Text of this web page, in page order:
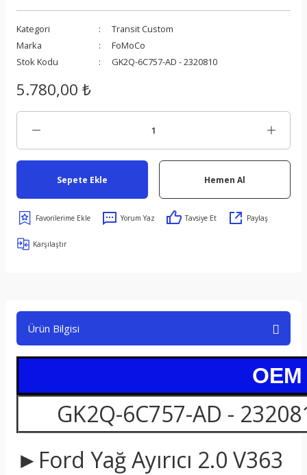
Kategori
Transit Custom
Marka
FoMoCo
Stok Kodu
GK2Q-6C757-AD - 2320810
5.780,00 ₺
Sepete Ekle Hemen Al
Yorum Yaz Tavsiye Et Paylaş
Karşılaştır
Ürün Bilgisi
GK2Q-6C757-AD -
►Ford Yağ Ayırıcı 2.0 V363